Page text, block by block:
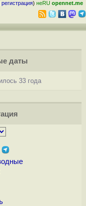
регистрация) неRU opennet.me
даты
33 года